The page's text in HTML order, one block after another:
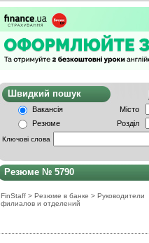
Швидкий пошук
Вакансія
Місто
Резюме
Розділ
Ключові слова
Резюме № 5790
FinStaff > Резюме в банке > Руководители
филиалов и отделений